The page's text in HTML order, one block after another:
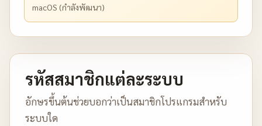
macOS (กำลังพัฒนา)
รหัสสมาชิกแต่ละระบบ
อักษรขึ้นต้นช่วยบอกว่าเป็นสมาชิกโปรแกรมสำหรับ
ระบบใด